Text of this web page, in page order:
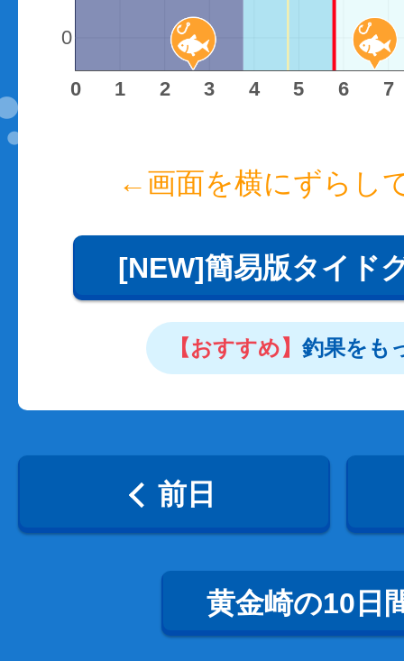
0 1 2 3 4 5 6 7
0
←画面を横にずらし
[NEW]簡易版タイド
【おすすめ】 釣果をも
前日
黄金崎の10日